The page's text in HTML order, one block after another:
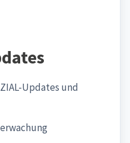
Updates und